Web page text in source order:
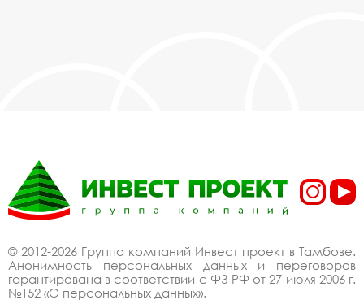
© 2012-2026 Группа компаний Инвест проект в Тамбове.
Анонимность персональных данных и переговоров
гарантирована в соответствии с ФЗ РФ от 27 июля 2006 г.
№152 «О персональных данных».